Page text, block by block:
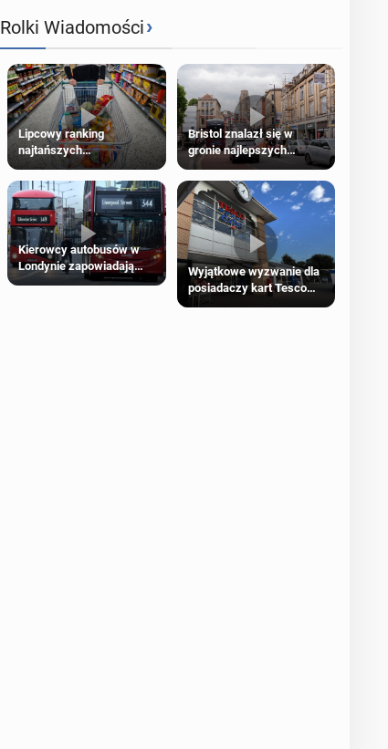
Rolki Wiadomości›
Lipcowy ranking
najtańszych
supermarketów
Bristol znalazł się w
gronie najlepszych
kierunków podróży na
świecie
Kierowcy autobusów w
Londynie zapowiadają
strajki
Wyjątkowe wyzwanie dla
posiadaczy kart Tesco
Clubcard!